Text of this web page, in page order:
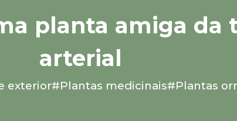
planta amiga da
arterial
exterior#Plantas medicinais#Plantas